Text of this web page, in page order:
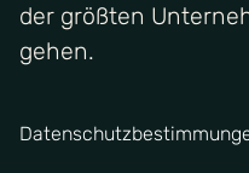
der größten
gehen.